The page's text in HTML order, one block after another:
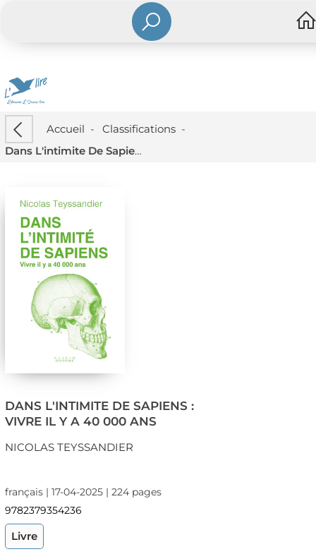
Accueil - Classifications-
Dans L'intimite De Sapiens : Vivre Il Y A 40 000 Ans
DANS L'INTIMITE DE SAPIENS :
VIVRE IL Y A 40 000 ANS
NICOLAS TEYSSANDIER
français | 17-04-2025 | 224 pages
9782379354236
Livre